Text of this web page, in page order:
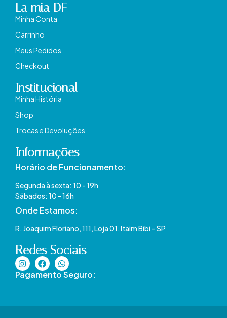
La mia DF
Minha Conta
Carrinho
Meus Pedidos
Checkout
Institucional
Minha História
Shop
Trocas e Devoluções
Informações
Horário de Funcionamento:
Segunda à sexta: 10 - 19h
Sábados: 10 - 16h
Onde Estamos​:
R. Joaquim Floriano, 111, Loja 01, Itaim Bibi – SP​
Redes Sociais
Pagamento Seguro: